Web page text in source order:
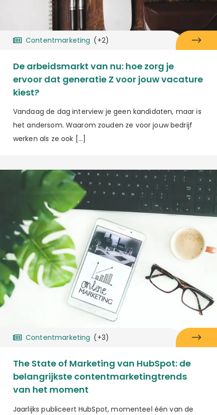
Contentmarketing (+2)
De arbeidsmarkt van nu: hoe zorg je
ervoor dat generatie Z voor jouw vacature
kiest?
Vandaag de dag interview je geen kandidaten, maar is
het andersom. Waarom zouden ze voor jouw bedrijf
werken als ze ook […]
Contentmarketing (+3)
The State of Marketing van HubSpot: de
belangrijkste contentmarketingtrends
van het moment
Jaarlijks publiceert HubSpot, momenteel één van de